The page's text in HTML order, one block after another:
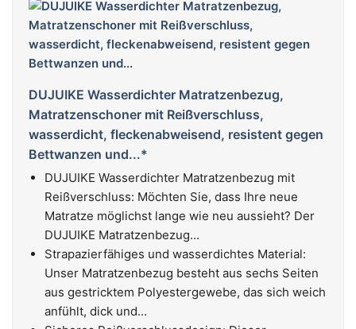
DUJUIKE Wasserdichter Matratzenbezug,
Matratzenschoner mit Reißverschluss,
wasserdicht, fleckenabweisend, resistent gegen
Bettwanzen und...*
DUJUIKE Wasserdichter Matratzenbezug mit
Reißverschluss: Möchten Sie, dass Ihre neue
Matratze möglichst lange wie neu aussieht? Der
DUJUIKE Matratzenbezug...
Strapazierfähiges und wasserdichtes Material:
Unser Matratzenbezug besteht aus sechs Seiten
aus gestricktem Polyestergewebe, das sich weich
anfühlt, dick und...